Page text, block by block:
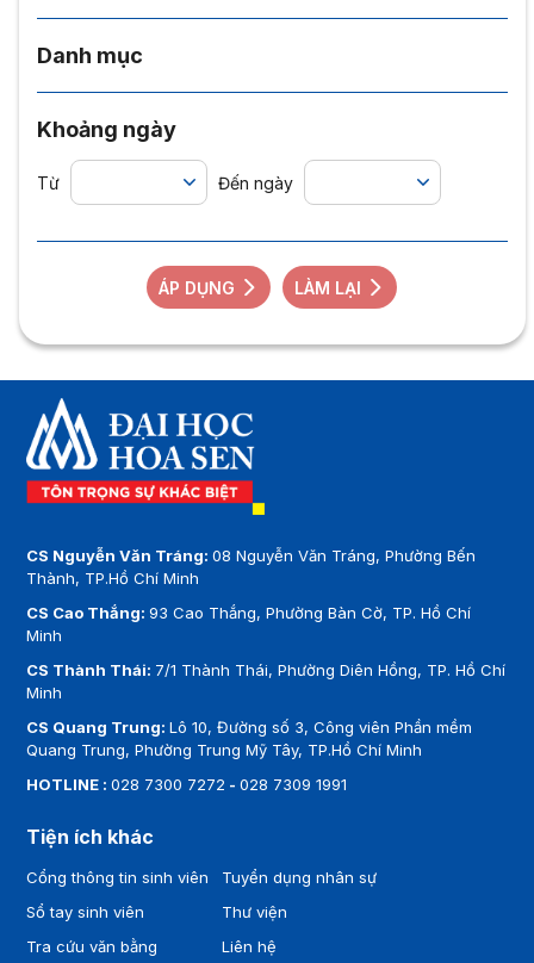
Danh mục
Khoảng ngày
Từ Đến ngày
ÁP DỤNG LÀM LẠI
CS Nguyễn Văn Tráng:08 Nguyễn Văn Tráng, Phường Bến
Thành, TP.Hồ Chí Minh
CS Cao Thắng:93 Cao Thắng, Phường Bàn Cờ, TP. Hồ Chí
Minh
CS Thành Thái: 7/1 Thành Thái, Phường Diên Hồng, TP. Hồ Chí
Minh
CS Quang Trung:Lô 10, Đường số 3, Công viên Phần mềm
Quang Trung, Phường Trung Mỹ Tây, TP.Hồ Chí Minh
HOTLINE :028 7300 7272 -028 7309 1991
Tiện ích khác
Cổng thông tin sinh viên
Sổ tay sinh viên
Tra cứu văn bằng
Tuyển dụng nhân sự
Thư viện
Liên hệ